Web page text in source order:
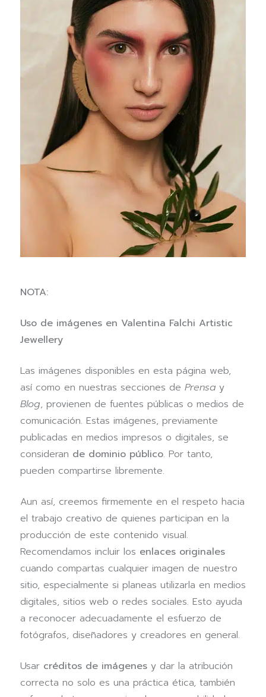
NOTA:
Uso de imágenes en Valentina Falchi Artistic
Jewellery
Las imágenes disponibles en esta página web,
así como en nuestras secciones de Prensa y
Blog, provienen de fuentes públicas o medios de
comunicación. Estas imágenes, previamente
publicadas en medios impresos o digitales, se
consideran de dominio público. Por tanto,
pueden compartirse libremente.
Aun así, creemos firmemente en el respeto hacia
el trabajo creativo de quienes participan en la
producción de este contenido visual.
Recomendamos incluir los enlaces originales
cuando compartas cualquier imagen de nuestro
sitio, especialmente si planeas utilizarla en medios
digitales, sitios web o redes sociales. Esto ayuda
a reconocer adecuadamente el esfuerzo de
fotógrafos, diseñadores y creadores en general.
Usar créditos de imágenes y dar la atribución
correcta no solo es una práctica ética, también